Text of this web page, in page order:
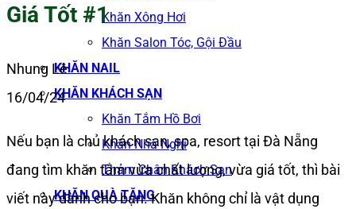
Khăn Xông Hơi
Khăn Salon Tóc, Gội Đầu
KHĂN NAIL
KHĂN KHÁCH SẠN
Khăn Tắm Hồ Bơi
Khăn Nhà Nghỉ
Thảm Chân Khách Sạn
KHĂN QUÀ TẶNG
Giá Tốt #1
Nhung Lê
16/04/24
Nếu bạn là chủ khách sạn, spa, resort tại Đà Nẵng
đang tìm khăn tắm vừa chất lượng, vừa giá tốt, thì bài
viết này dành cho bạn. Khăn không chỉ là vật dụng